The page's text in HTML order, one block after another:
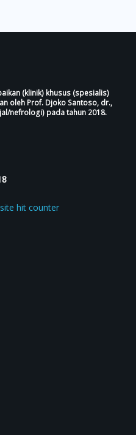
(klinik) khusus (spesialis)
oleh Prof. Djoko Santoso, dr.,
nefrologi) pada tahun 2018.